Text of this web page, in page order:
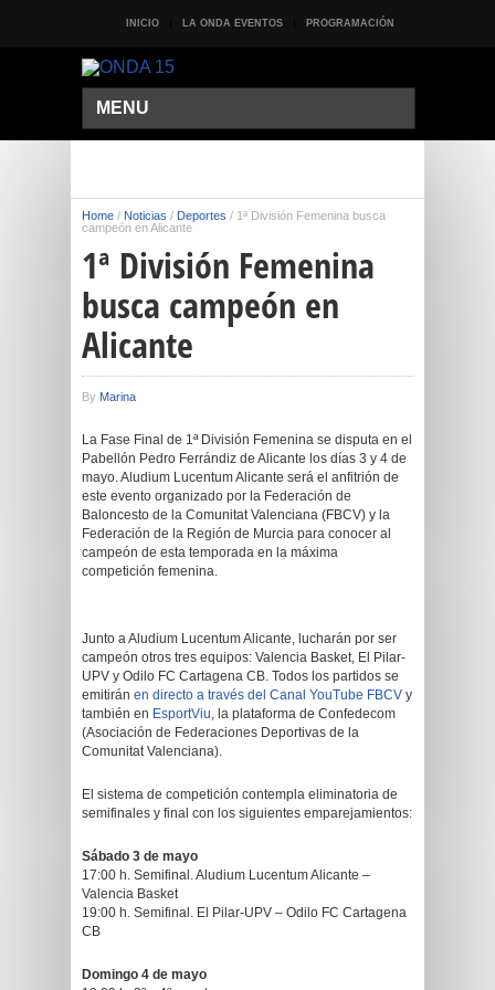
INICIO LA ONDA EVENTOS PROGRAMACIÓN
MENU
Home / Noticias / Deportes / 1ª División Femenina busca
campeón en Alicante
1ª División Femenina
busca campeón en
Alicante
By Marina
La Fase Final de 1ª División Femenina se disputa en el
Pabellón Pedro Ferrándiz de Alicante los días 3 y 4 de
mayo. Aludium Lucentum Alicante será el anfitrión de
este evento organizado por la Federación de
Baloncesto de la Comunitat Valenciana (FBCV) y la
Federación de la Región de Murcia para conocer al
campeón de esta temporada en la máxima
competición femenina.
Junto a Aludium Lucentum Alicante, lucharán por ser
campeón otros tres equipos: Valencia Basket, El Pilar-
UPV y Odilo FC Cartagena CB. Todos los partidos se
emitirán en directo a través del Canal YouTube FBCV y
también en EsportViu, la plataforma de Confedecom
(Asociación de Federaciones Deportivas de la
Comunitat Valenciana).
El sistema de competición contempla eliminatoria de
semifinales y final con los siguientes emparejamientos:
Sábado 3 de mayo
17:00 h. Semifinal. Aludium Lucentum Alicante –
Valencia Basket
19:00 h. Semifinal. El Pilar-UPV – Odilo FC Cartagena
CB
Domingo 4 de mayo